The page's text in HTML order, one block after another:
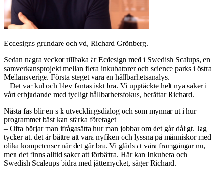
Ecdesigns grundare och vd, Richard Grönberg.
Sedan några veckor tillbaka är Ecdesign med i Swedish Scalups, en
samverkansprojekt mellan flera inkubatorer och science parks i östra
Mellansverige. Första steget vara en hållbarhetsanalys.
– Det var kul och blev fantastiskt bra. Vi upptäckte helt nya saker i
vårt erbjudande med tydligt hållbarhetsfokus, berättar Richard.
Nästa fas blir en s k utvecklingsdialog och som mynnar ut i hur
programmet bäst kan stärka företaget
– Ofta börjar man ifrågasätta hur man jobbar om det går dåligt. Jag
tycker att det är bättre att vara nyfiken och lyssna på människor med
olika kompetenser när det går bra. Vi gläds åt våra framgångar nu,
men det finns alltid saker att förbättra. Här kan Inkubera och
Swedish Scaleups bidra med jättemycket, säger Richard.